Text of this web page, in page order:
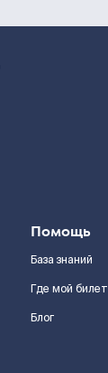
Помощь
База знаний
Где мой билет
Блог